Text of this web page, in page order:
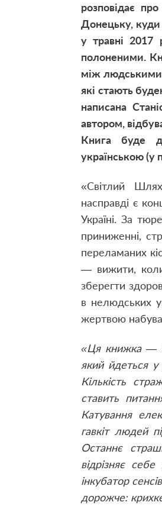
розповідає
Донецьку, куди
у травні 2017
полоненими.
між людськими
які стають
написана
автором,
Книга буде
українською (у
«Світлий
насправді є
Україні. За
приниженні,
переламаних
— вижити,
зберегти
в нелюдських
жертвою
«Ця книжка —
який йдеться
Кількість
ставить
Катування
гавкіт людей
Останнє
відрізняє
інкубатор
дорожче: